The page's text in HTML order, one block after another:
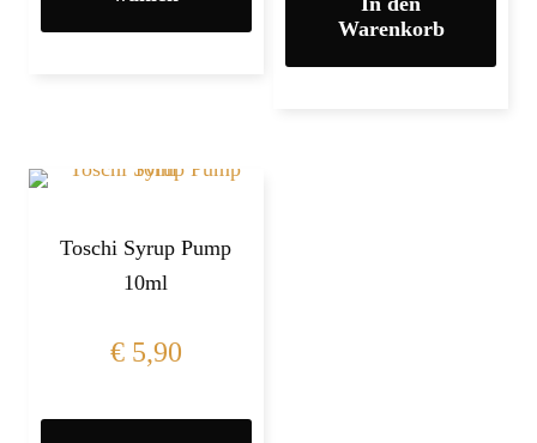
Warenkorb
Toschi Syrup Pump
10ml
€5,90